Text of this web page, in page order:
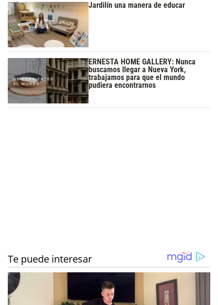
Jardilín una manera de educar
ERNESTA HOME GALLERY: Nunca
buscamos llegar a Nueva York,
trabajamos para que el mundo
pudiera encontrarnos